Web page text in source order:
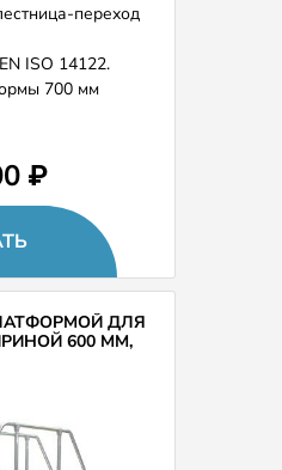
переход
ISO 14122.
700 мм
1000 мм.
₽
ДЛЯ
600 ММ,